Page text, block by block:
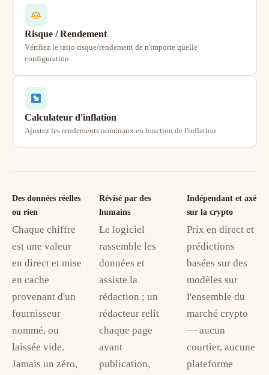
Risque / Rendement
Vérifiez le ratio risque/rendement de n'importe quelle
configuration.
Calculateur d'inflation
Ajustez les rendements nominaux en fonction de l'inflation.
Des données réelles
ou rien
Chaque chiffre
est une valeur
en direct et mise
en cache
provenant d'un
fournisseur
nommé, ou
laissée vide.
Jamais un zéro,
Révisé par des
humains
Le logiciel
rassemble les
données et
assiste la
rédaction ; un
rédacteur relit
chaque page
avant
publication,
Indépendant et axé
sur la crypto
Prix en direct et
prédictions
basées sur des
modèles sur
l'ensemble du
marché crypto
— aucun
courtier, aucune
plateforme